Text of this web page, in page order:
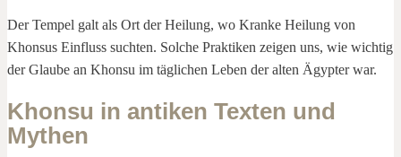
Der Tempel galt als Ort der Heilung, wo Kranke Heilung von
Khonsus Einfluss suchten. Solche Praktiken zeigen uns, wie wichtig
der Glaube an Khonsu im täglichen Leben der alten Ägypter war.
Khonsu in antiken Texten und
Mythen